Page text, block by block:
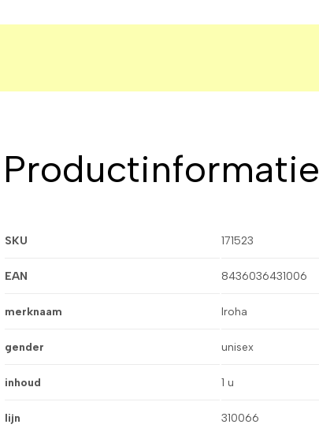
Productinformatie
SKU 171523
EAN 8436036431006
merknaam Iroha
gender unisex
inhoud 1 u
lijn 310066